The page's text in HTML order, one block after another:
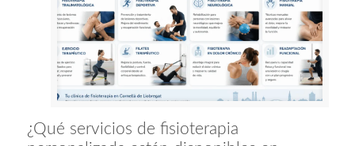
¿Qué servicios de fisioterapia